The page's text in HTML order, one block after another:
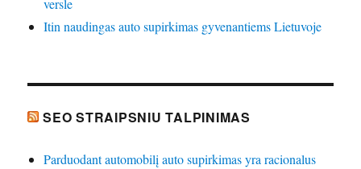
versle
Itin naudingas auto supirkimas gyvenantiems Lietuvoje
SEO STRAIPSNIU TALPINIMAS
Parduodant automobilį auto supirkimas yra racionalus